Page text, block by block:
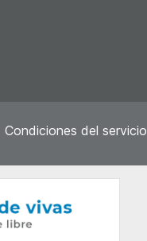
Condiciones del servicio